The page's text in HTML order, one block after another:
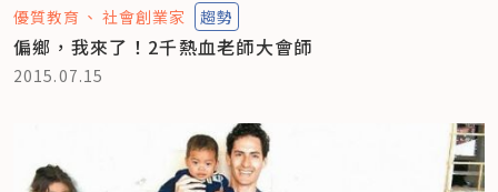
優質教育 社會創業家 趨勢
偏鄉，我來了！2千熱血老師大會師
2015.07.15